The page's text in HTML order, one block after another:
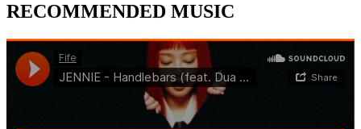
RECOMMENDED MUSIC